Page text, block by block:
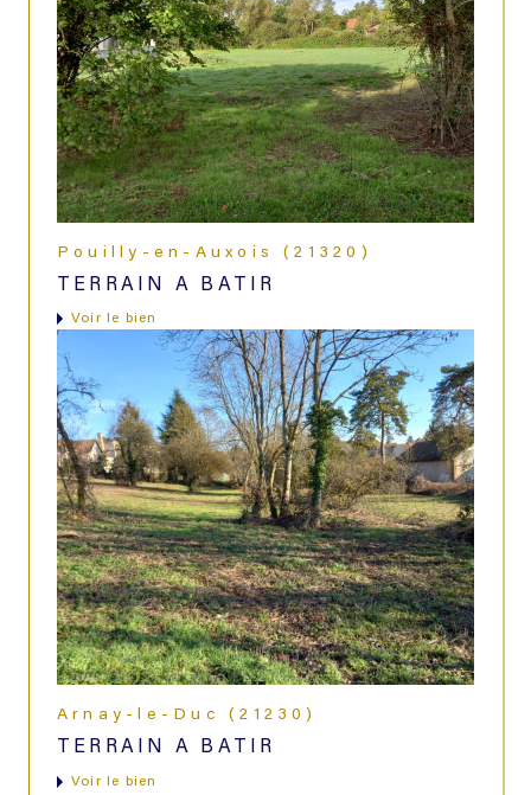
Pouilly-en-Auxois (21320)
TERRAIN A BATIR
voir le bien
Arnay-le-Duc (21230)
TERRAIN A BATIR
voir le bien